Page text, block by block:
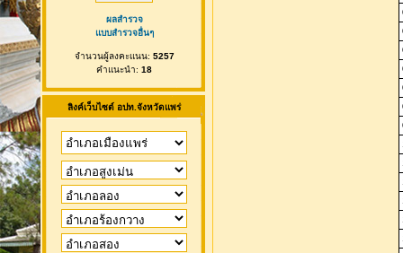
ผลสำรวจ
แบบสำรวจอื่นๆ
จำนวนผู้ลงคะแนน: 5257
คำแนะนำ: 18
ลิงค์เว็บไซต์ อปท.จังหวัดแพร่